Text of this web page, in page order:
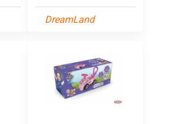
DreamLand